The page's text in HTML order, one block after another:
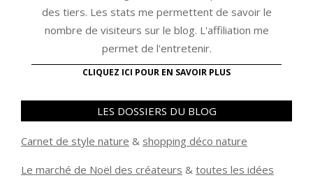
des tiers. Les stats me permettent de savoir le
nombre de visiteurs sur le blog. L'affiliation me
permet de l'entretenir.
CLIQUEZ ICI POUR EN SAVOIR PLUS
LES DOSSIERS DU BLOG
Carnet de style nature & shopping déco nature
Le marché de Noël des créateurs & toutes les idées